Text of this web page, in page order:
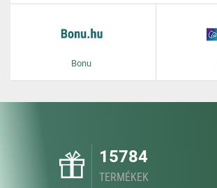
Bonu
15784
TERMÉKEK